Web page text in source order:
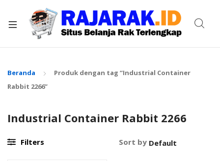
Beranda
Produk dengan tag “Industrial Container
Rabbit 2266”
Industrial Container Rabbit 2266
Filters Sort by